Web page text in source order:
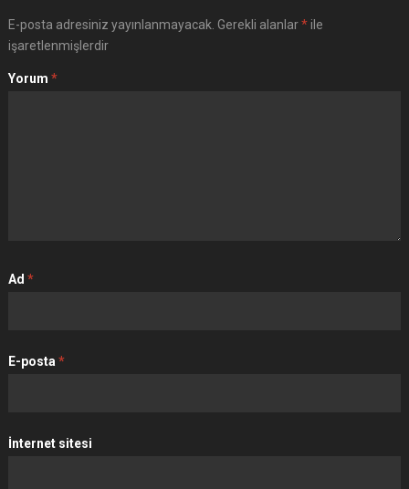
E-posta adresiniz yayınlanmayacak. Gerekli alanlar*ile
işaretlenmişlerdir
Yorum *
Ad *
E-posta *
İnternet sitesi